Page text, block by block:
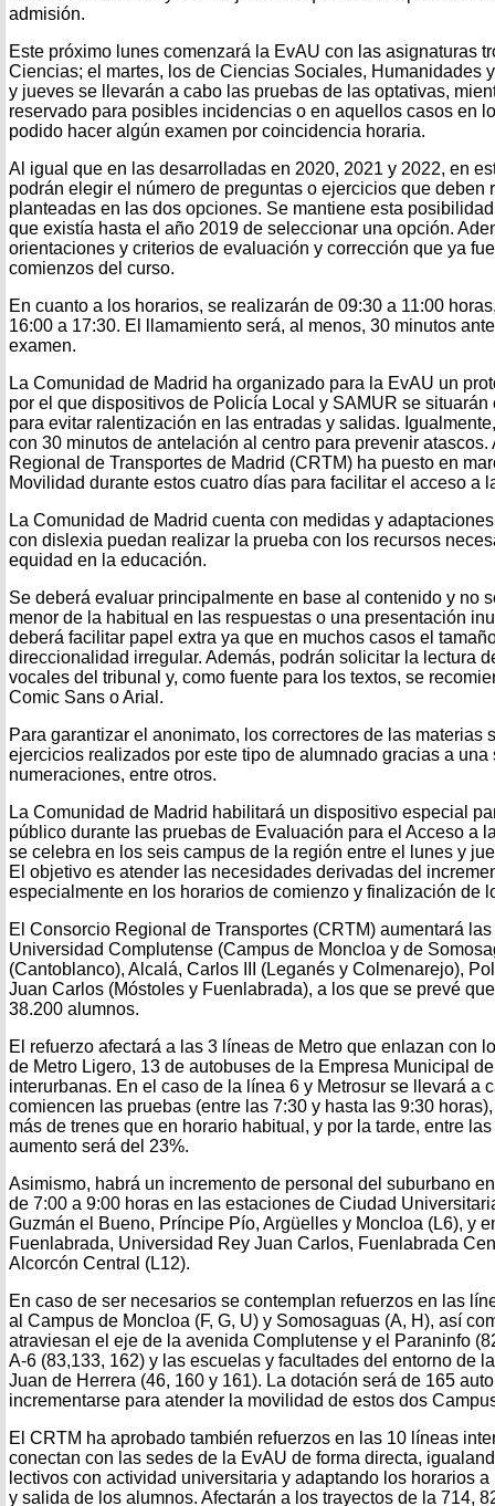
admisión.
Este próximo lunes comenzará la EvAU con las asignaturas
Ciencias; el martes, los de Ciencias Sociales, Humanidades
y jueves se llevarán a cabo las pruebas de las optativas,
reservado para posibles incidencias o en aquellos casos en
podido hacer algún examen por coincidencia horaria.
Al igual que en las desarrolladas en 2020, 2021 y 2022, en
podrán elegir el número de preguntas o ejercicios que deben
planteadas en las dos opciones. Se mantiene esta
que existía hasta el año 2019 de seleccionar una opción.
orientaciones y criterios de evaluación y corrección que ya
comienzos del curso.
En cuanto a los horarios, se realizarán de 09:30 a 11:00
16:00 a 17:30. El llamamiento será, al menos, 30 minutos
examen.
La Comunidad de Madrid ha organizado para la EvAU un
por el que dispositivos de Policía Local y SAMUR se
para evitar ralentización en las entradas y salidas.
con 30 minutos de antelación al centro para prevenir
Regional de Transportes de Madrid (CRTM) ha puesto en
Movilidad durante estos cuatro días para facilitar el acceso a
La Comunidad de Madrid cuenta con medidas y
con dislexia puedan realizar la prueba con los recursos
equidad en la educación.
Se deberá evaluar principalmente en base al contenido y no
menor de la habitual en las respuestas o una presentación
deberá facilitar papel extra ya que en muchos casos el
direccionalidad irregular. Además, podrán solicitar la lectura
vocales del tribunal y, como fuente para los textos, se
Comic Sans o Arial.
Para garantizar el anonimato, los correctores de las materias
ejercicios realizados por este tipo de alumnado gracias a
numeraciones, entre otros.
La Comunidad de Madrid habilitará un dispositivo especial
público durante las pruebas de Evaluación para el Acceso a
se celebra en los seis campus de la región entre el lunes y
El objetivo es atender las necesidades derivadas del
especialmente en los horarios de comienzo y finalización de
El Consorcio Regional de Transportes (CRTM) aumentará
Universidad Complutense (Campus de Moncloa y de
(Cantoblanco), Alcalá, Carlos III (Leganés y Colmenarejo),
Juan Carlos (Móstoles y Fuenlabrada), a los que se prevé
38.200 alumnos.
El refuerzo afectará a las 3 líneas de Metro que enlazan con
de Metro Ligero, 13 de autobuses de la Empresa Municipal
interurbanas. En el caso de la línea 6 y Metrosur se llevará a
comiencen las pruebas (entre las 7:30 y hasta las 9:30
más de trenes que en horario habitual, y por la tarde, entre
aumento será del 23%.
Asimismo, habrá un incremento de personal del suburbano
de 7:00 a 9:00 horas en las estaciones de Ciudad
Guzmán el Bueno, Príncipe Pío, Argüelles y Moncloa (L6), y
Fuenlabrada, Universidad Rey Juan Carlos, Fuenlabrada
Alcorcón Central (L12).
En caso de ser necesarios se contemplan refuerzos en las
al Campus de Moncloa (F, G, U) y Somosaguas (A, H), así
atraviesan el eje de la avenida Complutense y el Paraninfo
A-6 (83,133, 162) y las escuelas y facultades del entorno de
Juan de Herrera (46, 160 y 161). La dotación será de 165
incrementarse para atender la movilidad de estos dos
El CRTM ha aprobado también refuerzos en las 10 líneas
conectan con las sedes de la EvAU de forma directa,
lectivos con actividad universitaria y adaptando los horarios
y salida de los alumnos. Afectarán a los trayectos de la 714,